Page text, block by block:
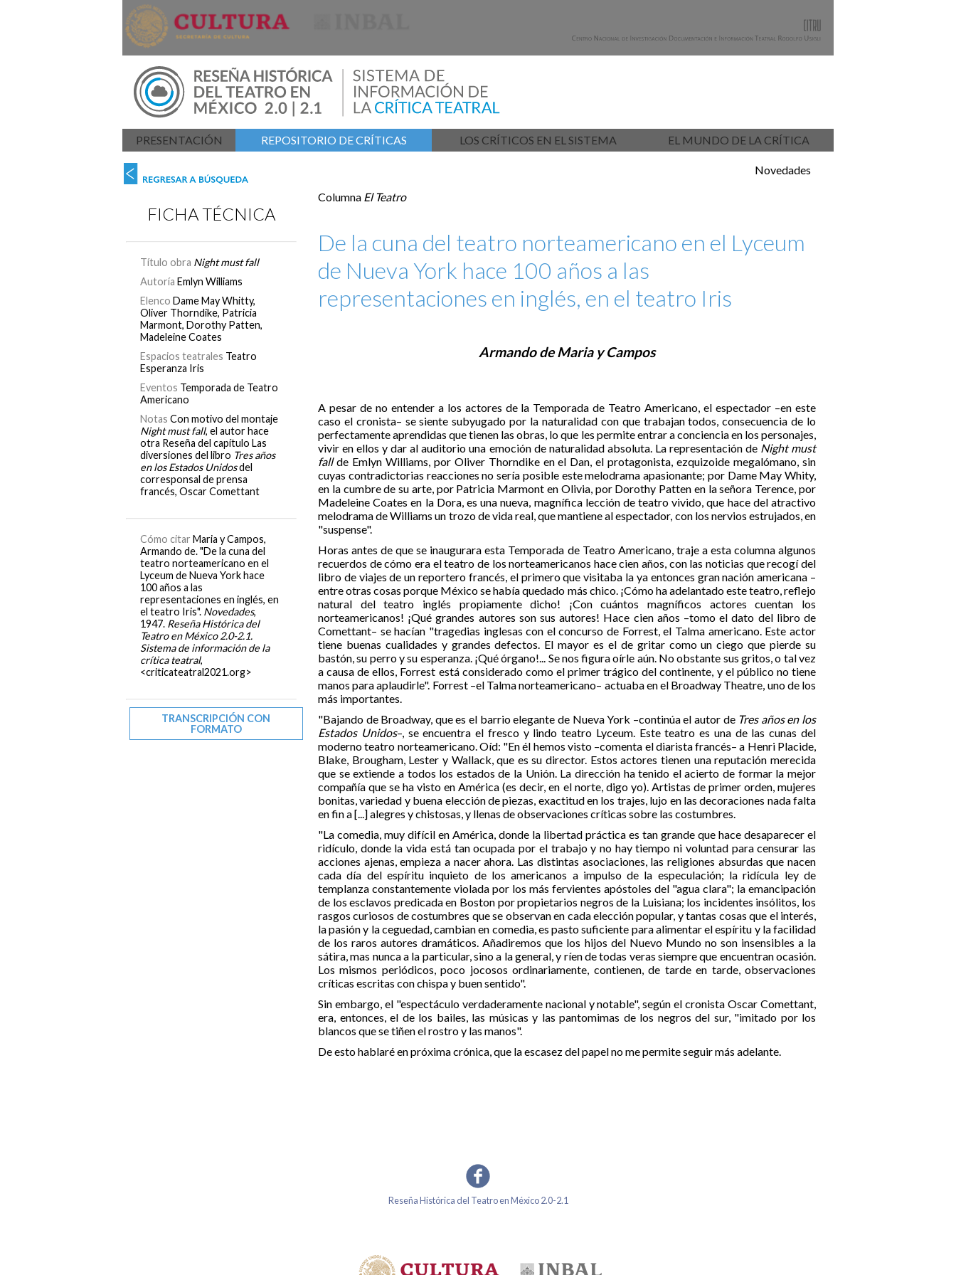
PRESENTACIÓN REPOSITORIO DE CRÍTICAS LOS CRÍTICOS EN EL SISTEMA EL MUNDO DE LA CRÍTICA
FICHA TÉCNICA
Título obra Night must fall
Autoría Emlyn Williams
Elenco Dame May Whitty,
Oliver Thorndike, Patricia
Marmont, Dorothy Patten,
Madeleine Coates
Espacios teatrales Teatro
Esperanza Iris
Eventos Temporada de Teatro
Americano
Notas Con motivo del montaje
Night must fall, el autor hace
otra Reseña del capítulo Las
diversiones del libro Tres años
en los Estados Unidosdel
corresponsal de prensa
francés, Oscar Comettant
Cómo citar Maria y Campos,
Armando de. "De la cuna del
teatro norteamericano en el
Lyceum de Nueva York hace
100 años a las
representaciones en inglés, en
el teatro Iris". Novedades,
1947. Reseña Histórica del
Teatro en México 2.0-2.1.
Sistema de información de la
crítica teatral,
<criticateatral2021.org>
TRANSCRIPCIÓN CON
FORMATO
Novedades
Columna El Teatro
De la cuna del teatro norteamericano en el Lyceum
de Nueva York hace 100 años a las
representaciones en inglés, en el teatro Iris
Armando de Maria y Campos
A pesar de no entender a los actores de la Temporada de Teatro Americano, el espectador –en este
caso el cronista– se siente subyugado por la naturalidad con que trabajan todos, consecuencia de lo
perfectamente aprendidas que tienen las obras, lo que les permite entrar a conciencia en los personajes,
vivir en ellos y dar al auditorio una emoción de naturalidad absoluta. La representación de Night must
fallde Emlyn Williams, por Oliver Thorndike en el Dan, el protagonista, ezquizoide megalómano, sin
cuyas contradictorias reacciones no sería posible este melodrama apasionante; por Dame May Whity,
en la cumbre de su arte, por Patricia Marmont en Olivia, por Dorothy Patten en la señora Terence, por
Madeleine Coates en la Dora, es una nueva, magnífica lección de teatro vivido, que hace del atractivo
melodrama de Williams un trozo de vida real, que mantiene al espectador, con los nervios estrujados, en
"suspense".
Horas antes de que se inaugurara esta Temporada de Teatro Americano, traje a esta columna algunos
recuerdos de cómo era el teatro de los norteamericanos hace cien años, con las noticias que recogí del
libro de viajes de un reportero francés, el primero que visitaba la ya entonces gran nación americana –
entre otras cosas porque México se había quedado más chico. ¡Cómo ha adelantado este teatro, reflejo
natural del teatro inglés propiamente dicho! ¡Con cuántos magníficos actores cuentan los
norteamericanos! ¡Qué grandes autores son sus autores! Hace cien años –tomo el dato del libro de
Comettant– se hacían "tragedias inglesas con el concurso de Forrest, el Talma americano. Este actor
tiene buenas cualidades y grandes defectos. El mayor es el de gritar como un ciego que pierde su
bastón, su perro y su esperanza. ¡Qué órgano!... Se nos figura oírle aún. No obstante sus gritos, o tal vez
a causa de ellos, Forrest está considerado como el primer trágico del continente, y el público no tiene
manos para aplaudirle". Forrest –el Talma norteamericano– actuaba en el Broadway Theatre, uno de los
más importantes.
"Bajando de Broadway, que es el barrio elegante de Nueva York –continúa el autor de Tres años en los
Estados Unidos–, se encuentra el fresco y lindo teatro Lyceum. Este teatro es una de las cunas del
moderno teatro norteamericano. Oíd: "En él hemos visto –comenta el diarista francés– a Henri Placide,
Blake, Brougham, Lester y Wallack, que es su director. Estos actores tienen una reputación merecida
que se extiende a todos los estados de la Unión. La dirección ha tenido el acierto de formar la mejor
compañía que se ha visto en América (es decir, en el norte, digo yo). Artistas de primer orden, mujeres
bonitas, variedad y buena elección de piezas, exactitud en los trajes, lujo en las decoraciones nada falta
en fin a [...] alegres y chistosas, y llenas de observaciones críticas sobre las costumbres.
"La comedia, muy difícil en América, donde la libertad práctica es tan grande que hace desaparecer el
ridículo, donde la vida está tan ocupada por el trabajo y no hay tiempo ni voluntad para censurar las
acciones ajenas, empieza a nacer ahora. Las distintas asociaciones, las religiones absurdas que nacen
cada día del espíritu inquieto de los americanos a impulso de la especulación; la ridícula ley de
templanza constantemente violada por los más fervientes apóstoles del "agua clara"; la emancipación
de los esclavos predicada en Boston por propietarios negros de la Luisiana; los incidentes insólitos, los
rasgos curiosos de costumbres que se observan en cada elección popular, y tantas cosas que el interés,
la pasión y la ceguedad, cambian en comedia, es pasto suficiente para alimentar el espíritu y la facilidad
de los raros autores dramáticos. Añadiremos que los hijos del Nuevo Mundo no son insensibles a la
sátira, mas nunca a la particular, sino a la general, y ríen de todas veras siempre que encuentran ocasión.
Los mismos periódicos, poco jocosos ordinariamente, contienen, de tarde en tarde, observaciones
críticas escritas con chispa y buen sentido".
Sin embargo, el "espectáculo verdaderamente nacional y notable", según el cronista Oscar Comettant,
era, entonces, el de los bailes, las músicas y las pantomimas de los negros del sur, "imitado por los
blancos que se tiñen el rostro y las manos".
De esto hablaré en próxima crónica, que la escasez del papel no me permite seguir más adelante.
Reseña Histórica del Teatro en México 2.0-2.1